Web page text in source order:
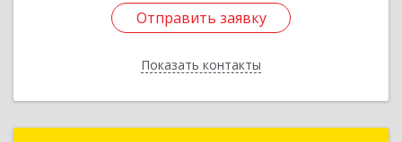
Отправить заявку
Показать контакты
Отправить заявку
Назад